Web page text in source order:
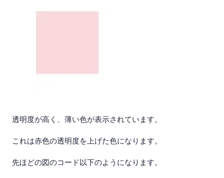
透明度が高く、薄い色が表示されています。
これは赤色の透明度を上げた色になります。
先ほどの図のコード以下のようになります。